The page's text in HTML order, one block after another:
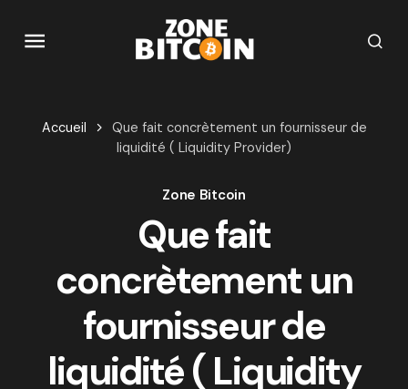
Accueil
Que fait concrètement un fournisseur de
liquidité ( Liquidity Provider)
Zone Bitcoin
Que fait
concrètement un
fournisseur de
liquidité ( Liquidity